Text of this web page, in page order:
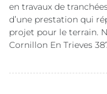
en travaux de
d’une prestation qui
projet pour le terrain.
Cornillon En Trieves